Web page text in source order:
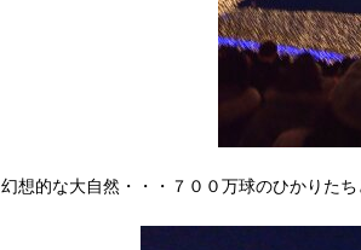
幻想的な大自然・・・７００万球のひかりたち